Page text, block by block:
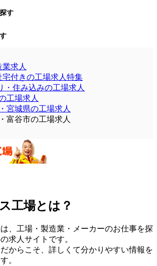
す
求人
宅付きの工場求人特集
・住み込みの工場求人
工場求人
宮城県の工場求人
富谷市の工場求人
工場とは？
、工場・製造業・メーカーのお仕事を探
求人サイトです。
からこそ、詳しくて分かりやすい情報を
。